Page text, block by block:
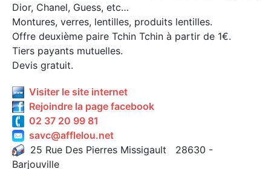
Dior, Chanel, Guess, etc…
Montures, verres, lentilles, produits lentilles.
Offre deuxième paire Tchin Tchin à partir de 1€.
Tiers payants mutuelles.
Devis gratuit.
Visiter le site internet
Rejoindre la page facebook
02 37 20 99 81
savc@afflelou.net
25 Rue Des Pierres Missigault 28630 -
Barjouville